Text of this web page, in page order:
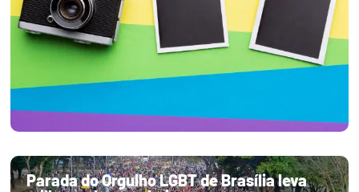
Parada do Orgulho LGBT de Brasília leva